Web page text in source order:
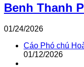
Benh Thanh
01/24/2026
Cáo Phó chú
01/12/2026